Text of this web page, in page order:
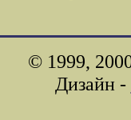
© 1999,
Дизайн -